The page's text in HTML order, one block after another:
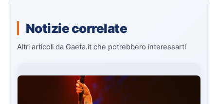
Notizie correlate
Altri articoli da Gaeta.it che potrebbero interessarti